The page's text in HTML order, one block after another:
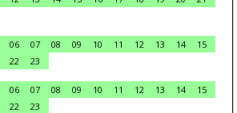
06 07 08 09 10 11 12 13 14
15
22
23
06 07 08 09 10 11 12 13 14
15
22
23